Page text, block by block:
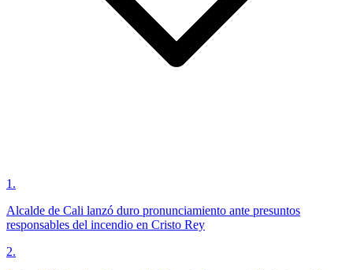
1 .
Alcalde de Cali lanzó duro pronunciamiento ante presuntos
responsables del incendio en Cristo Rey
2.